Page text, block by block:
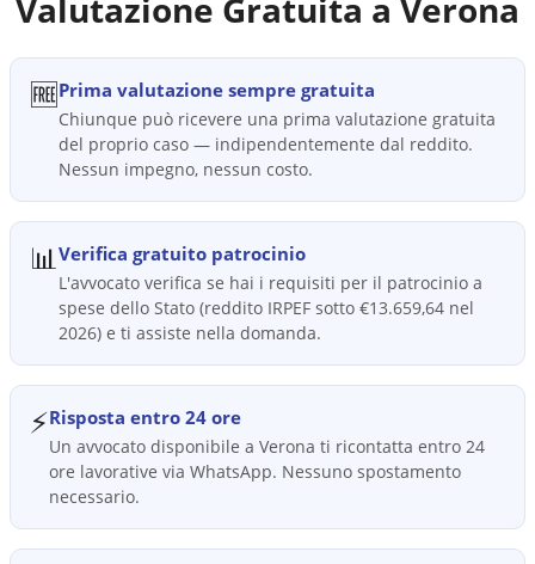
Valutazione Gratuita a Verona
🆓Prima valutazione sempre gratuita
Chiunque può ricevere una prima valutazione gratuita
del proprio caso — indipendentemente dal reddito.
Nessun impegno, nessun costo.
📊Verifica gratuito patrocinio
L'avvocato verifica se hai i requisiti per il patrocinio a
spese dello Stato (reddito IRPEF sotto €13.659,64 nel
2026) e ti assiste nella domanda.
⚡Risposta entro 24 ore
Un avvocato disponibile a Verona ti ricontatta entro 24
ore lavorative via WhatsApp. Nessuno spostamento
necessario.